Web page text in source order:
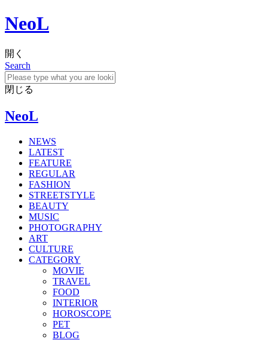
NeoL
開く
Search
閉じる
NeoL
NEWS
LATEST
FEATURE
REGULAR
FASHION
STREETSTYLE
BEAUTY
MUSIC
PHOTOGRAPHY
ART
CULTURE
CATEGORY
MOVIE
TRAVEL
FOOD
INTERIOR
HOROSCOPE
PET
BLOG